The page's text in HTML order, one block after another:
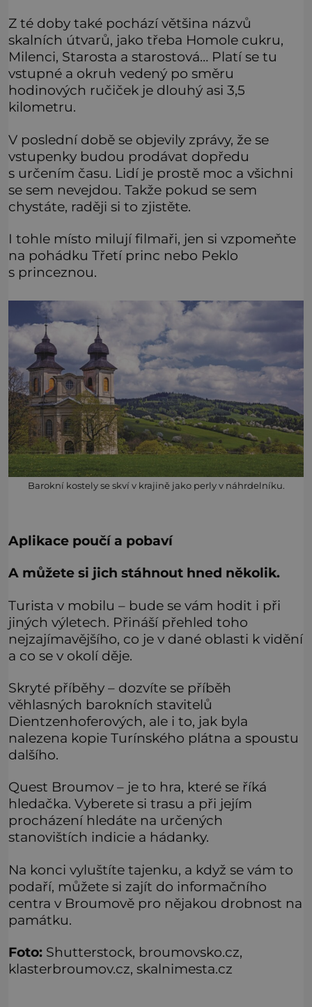
Z té doby také pochází většina názvů
skalních útvarů, jako třeba Homole cukru,
Milenci, Starosta a starostová… Platí se tu
vstupné a okruh vedený po směru
hodinových ručiček je dlouhý asi 3,5
kilometru.
V poslední době se objevily zprávy, že se
vstupenky budou prodávat dopředu
s určením času. Lidí je prostě moc a všichni
se sem nevejdou. Takže pokud se sem
chystáte, raději si to zjistěte.
I tohle místo milují filmaři, jen si vzpomeňte
na pohádku Třetí princ nebo Peklo
s princeznou.
Barokní kostely se skví v krajině jako perly v náhrdelníku.
Aplikace poučí a pobaví
A můžete si jich stáhnout hned několik.
Turista v mobilu – bude se vám hodit i při
jiných výletech. Přináší přehled toho
nejzajímavějšího, co je v dané oblasti k vidění
a co se v okolí děje.
Skryté příběhy – dozvíte se příběh
věhlasných barokních stavitelů
Dientzenhoferových, ale i to, jak byla
nalezena kopie Turínského plátna a spoustu
dalšího.
Quest Broumov – je to hra, které se říká
hledačka. Vyberete si trasu a při jejím
procházení hledáte na určených
stanovištích indicie a hádanky.
Na konci vyluštíte tajenku, a když se vám to
podaří, můžete si zajít do informačního
centra v Broumově pro nějakou drobnost na
památku.
Foto: Shutterstock, broumovsko.cz,
klasterbroumov.cz, skalnimesta.cz